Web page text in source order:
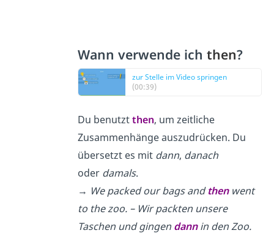
Wann verwende ich then?
zur Stelle im Video springen
(00:39)
Du benutztthen, um zeitliche
Zusammenhänge auszudrücken. Du
übersetzt es mit dann, danach
oder damals.
→ We packed our bags andthenwent
to the zoo. – Wir packten unsere
Taschen und gingen dannin den Zoo.